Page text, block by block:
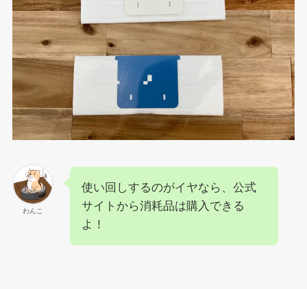
わんこ
使い回しするのがイヤなら、公式
サイトから消耗品は購入できる
よ！